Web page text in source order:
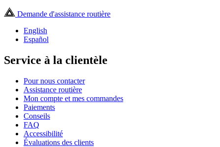
Demande d'assistance routière
English
Español
Service à la clientèle
Pour nous contacter
Assistance routière
Mon compte et mes commandes
Paiements
Conseils
FAQ
Accessibilité
Évaluations des clients